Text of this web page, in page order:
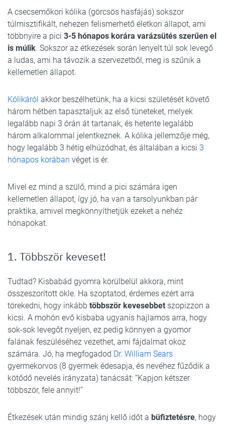
A csecsemőkori kólika (görcsös hasfájás) sokszor
túlmisztifikált, nehezen felismerhető életkori állapot, ami
többnyire a pici 3-5 hónapos korára varázsütés szerűen el
is múlik. Sokszor az étkezések során lenyelt túl sok levegő
a ludas, ami ha távozik a szervezetből, meg is szűnik a
kellemetlen állapot.
Kólikáról akkor beszélhetünk, ha a kicsi születését követő
három hétben tapasztaljuk az első tüneteket, melyek
legalább napi 3 órán át tartanak, és hetente legalább
három alkalommal jelentkeznek. A kólika jellemzője még,
hogy legalább 3 hétig elhúzódhat, és általában a kicsi 3
hónapos korában véget is ér.
Mivel ez mind a szülő, mind a pici számára igen
kellemetlen állapot, így jó, ha van a tarsolyunkban pár
praktika, amivel megkönnyíthetjük ezeket a nehéz
hónapokat.
1. Többször keveset!
Tudtad? Kisbabád gyomra körülbelül akkora, mint
összeszorított ökle. Ha szoptatod, érdemes ezért arra
törekedni, hogy inkább többször kevesebbet szopizzon a
kicsi. A mohón evő kisbaba ugyanis hajlamos arra, hogy
sok-sok levegőt nyeljen, ez pedig könnyen a gyomor
falának feszüléséhez vezethet, ami fájdalmat okoz
számára. Jó, ha megfogadod Dr. William Sears
gyermekorvos (8 gyermek édesapja, és nevéhez fűződik a
kötődő nevelés irányzata) tanácsát: “Kapjon kétszer
többször, fele annyit!”
Étkezések után mindig szánj kellő időt a büfiztetésre, hogy